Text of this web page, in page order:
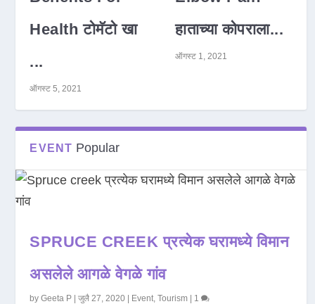
Health टोमॅटो खा
...
ऑगस्ट 5, 2021
हाताच्या कोपराला...
ऑगस्ट 1, 2021
EVENT Popular
SPRUCE CREEK प्रत्येक घरामध्ये विमान
असलेले आगळे वेगळे गांव
byGeeta P |जुलै 27, 2020 Event,Tourism 1